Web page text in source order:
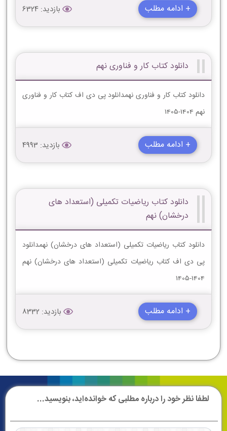
+ ادامه مطلب بازدید: 6324
دانلود کتاب کار و فناوری نهم
دانلود کتاب کار و فناوری نهمدانلود پی دی اف کتاب کار و فناوری
نهم 1404-1405
+ ادامه مطلب بازدید: 4993
دانلود کتاب ریاضیات تکمیلی (استعداد های
درخشان) نهم
دانلود کتاب ریاضیات تکمیلی (استعداد های درخشان) نهمدانلود
پی دی اف کتاب ریاضیات تکمیلی (استعداد های درخشان) نهم
1404-1405
+ ادامه مطلب بازدید: 8332
لطفا نظر خود را درباره مطلبی که خوانده‌اید، بنویسید...